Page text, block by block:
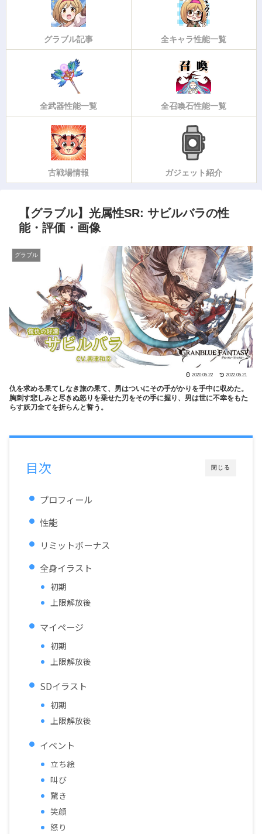
グラブル記事 全キャラ性能一覧
全武器性能一覧 全召喚石性能一覧
古戦場情報 ガジェット紹介
【グラブル】光属性SR: サビルバラの性
能・評価・画像
グラブル
2020.05.22 2022.05.21
仇を求める果てしなき旅の果て、男はついにその手がかりを手中に収めた。
胸刺す悲しみと尽きぬ怒りを乗せた刃をその手に握り、男は世に不幸をもた
らす妖刀全てを折らんと誓う。
閉じる
目次
プロフィール
性能
リミットボーナス
全身イラスト
初期
上限解放後
マイページ
初期
上限解放後
SDイラスト
初期
上限解放後
イベント
立ち絵
叫び
驚き
笑顔
怒り